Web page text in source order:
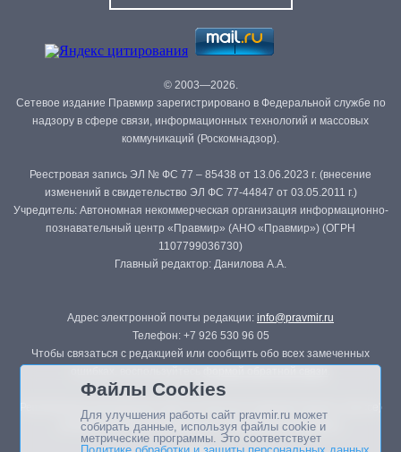
© 2003—2026.
Сетевое издание Правмир зарегистрировано в Федеральной службе по
надзору в сфере связи, информационных технологий и массовых
коммуникаций (Роскомнадзор).
Реестровая запись ЭЛ № ФС 77 – 85438 от 13.06.2023 г. (внесение
изменений в свидетельство ЭЛ ФС 77-44847 от 03.05.2011 г.)
Учредитель: Автономная некоммерческая организация информационно-
познавательный центр «Правмир» (АНО «Правмир») (ОГРН
1107799036730)
Главный редактор: Данилова А.А.
Адрес электронной почты редакции: info@pravmir.ru
Телефон: +7 926 530 96 05
Чтобы связаться с редакцией или сообщить обо всех замеченных
Републикация материалов сайта в печатных изданиях (книгах, прессе)
возможна только с письменного разрешения редакции.
Файлы Cookies
Для улучшения работы сайт pravmir.ru может
собирать данные, используя файлы cookie и
метрические программы. Это соответствует